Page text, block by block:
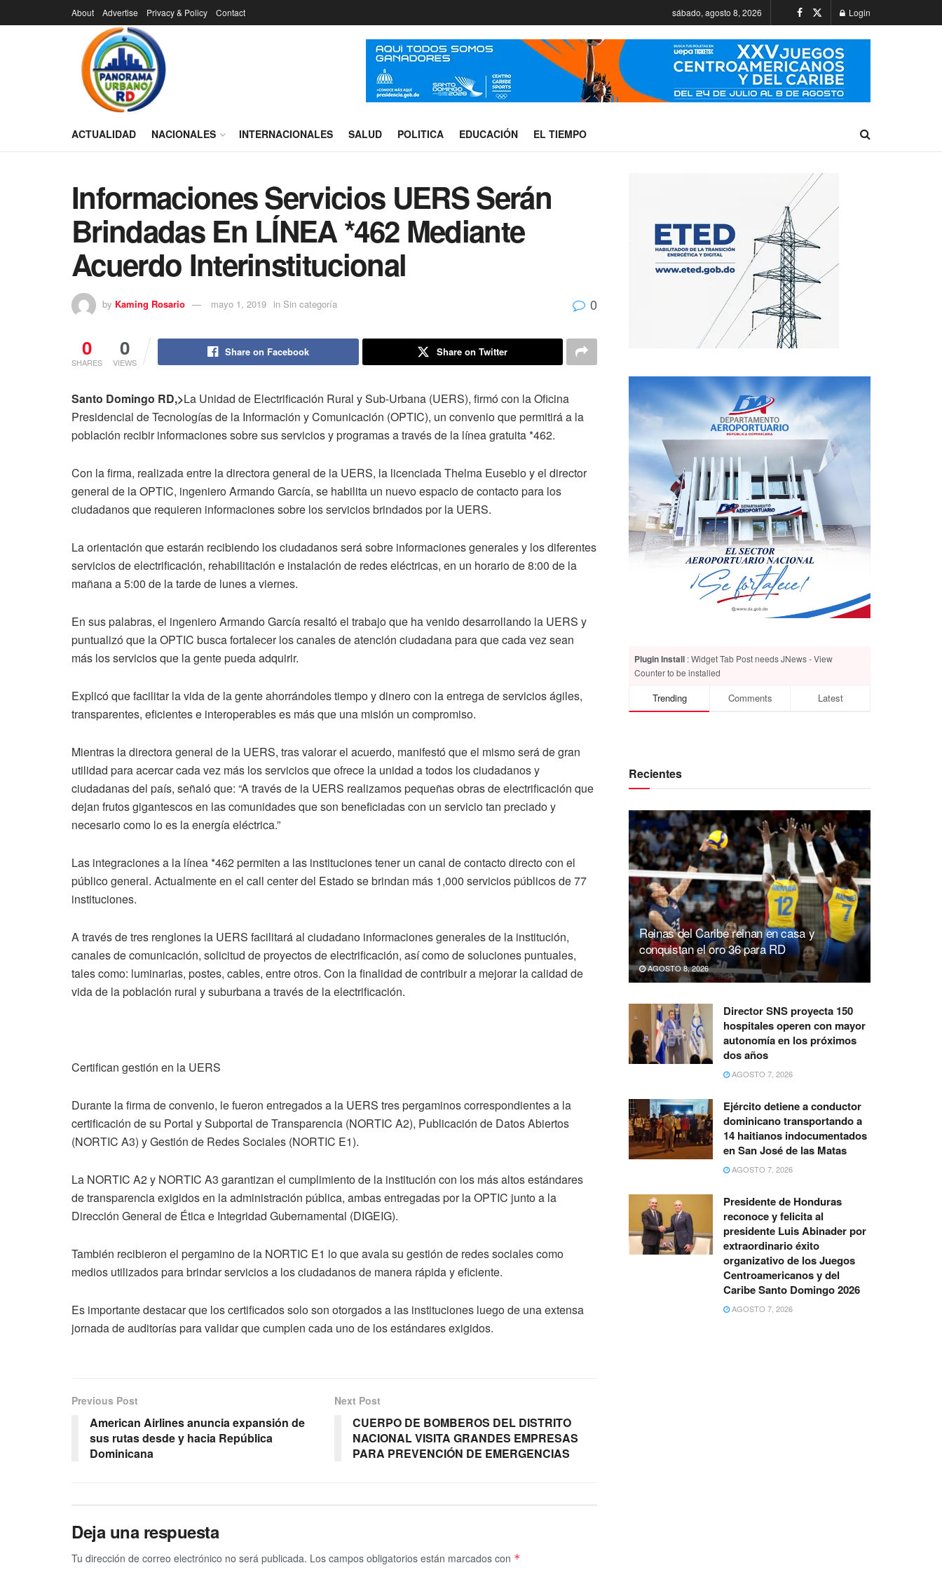
About Advertise Privacy & Policy Contact sábado, agosto 8, 2026 Login
ACTUALIDAD NACIONALES INTERNACIONALES SALUD POLITICA EDUCACIÓN EL TIEMPO
Informaciones Servicios UERS Serán
Brindadas En LÍNEA *462 Mediante
Acuerdo Interinstitucional
by Kaming Rosario mayo 1, 2019 in Sin categoría 0
0
SHARES
0
VIEWS
Share on Facebook Share on Twitter
Santo Domingo RD,>La Unidad de Electrificación Rural y Sub-Urbana (UERS), firmó con la Oficina
Presidencial de Tecnologías de la Información y Comunicación (OPTIC), un convenio que permitirá a la
población recibir informaciones sobre sus servicios y programas a través de la línea gratuita *462.
Con la firma, realizada entre la directora general de la UERS, la licenciada Thelma Eusebio y el director
general de la OPTIC, ingeniero Armando García, se habilita un nuevo espacio de contacto para los
ciudadanos que requieren informaciones sobre los servicios brindados por la UERS.
La orientación que estarán recibiendo los ciudadanos será sobre informaciones generales y los diferentes
servicios de electrificación, rehabilitación e instalación de redes eléctricas, en un horario de 8:00 de la
mañana a 5:00 de la tarde de lunes a viernes.
En sus palabras, el ingeniero Armando García resaltó el trabajo que ha venido desarrollando la UERS y
puntualizó que la OPTIC busca fortalecer los canales de atención ciudadana para que cada vez sean
más los servicios que la gente pueda adquirir.
Explicó que facilitar la vida de la gente ahorrándoles tiempo y dinero con la entrega de servicios ágiles,
transparentes, eficientes e interoperables es más que una misión un compromiso.
Mientras la directora general de la UERS, tras valorar el acuerdo, manifestó que el mismo será de gran
utilidad para acercar cada vez más los servicios que ofrece la unidad a todos los ciudadanos y
ciudadanas del país, señaló que: “A través de la UERS realizamos pequeñas obras de electrificación que
dejan frutos gigantescos en las comunidades que son beneficiadas con un servicio tan preciado y
necesario como lo es la energía eléctrica.”
Las integraciones a la línea *462 permiten a las instituciones tener un canal de contacto directo con el
público general. Actualmente en el call center del Estado se brindan más 1,000 servicios públicos de 77
instituciones.
A través de tres renglones la UERS facilitará al ciudadano informaciones generales de la institución,
canales de comunicación, solicitud de proyectos de electrificación, así como de soluciones puntuales,
tales como: luminarias, postes, cables, entre otros. Con la finalidad de contribuir a mejorar la calidad de
vida de la población rural y suburbana a través de la electrificación.
Certifican gestión en la UERS
Durante la firma de convenio, le fueron entregados a la UERS tres pergaminos correspondientes a la
certificación de su Portal y Subportal de Transparencia (NORTIC A2), Publicación de Datos Abiertos
(NORTIC A3) y Gestión de Redes Sociales (NORTIC E1).
La NORTIC A2 y NORTIC A3 garantizan el cumplimiento de la institución con los más altos estándares
de transparencia exigidos en la administración pública, ambas entregadas por la OPTIC junto a la
Dirección General de Ética e Integridad Gubernamental (DIGEIG).
También recibieron el pergamino de la NORTIC E1 lo que avala su gestión de redes sociales como
medios utilizados para brindar servicios a los ciudadanos de manera rápida y eficiente.
Es importante destacar que los certificados solo son otorgados a las instituciones luego de una extensa
jornada de auditorías para validar que cumplen cada uno de los estándares exigidos.
Previous Post
American Airlines anuncia expansión de
sus rutas desde y hacia República
Dominicana
Next Post
CUERPO DE BOMBEROS DEL DISTRITO
NACIONAL VISITA GRANDES EMPRESAS
PARA PREVENCIÓN DE EMERGENCIAS
Deja una respuesta
Tu dirección de correo electrónico no será publicada. Los campos obligatorios están marcados con *
Plugin Install : Widget Tab Post needs JNews - View
Counter to be installed
Trending Comments Latest
Recientes
Reinas del Caribe reinan en casa y
conquistan el oro 36 para RD
AGOSTO 8, 2026
Director SNS proyecta 150
hospitales operen con mayor
autonomía en los próximos
dos años
AGOSTO 7, 2026
Ejército detiene a conductor
dominicano transportando a
14 haitianos indocumentados
en San José de las Matas
AGOSTO 7, 2026
Presidente de Honduras
reconoce y felicita al
presidente Luis Abinader por
extraordinario éxito
organizativo de los Juegos
Centroamericanos y del
Caribe Santo Domingo 2026
AGOSTO 7, 2026